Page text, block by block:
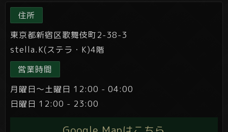
住所
東京都新宿区歌舞伎町2-38-3
stella.K(ステラ・K)4階
営業時間
月曜日～土曜日 12:00 - 04:00
日曜日 12:00 - 23:00